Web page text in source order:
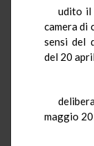
udito il
camera di
sensi del
del 20
maggio